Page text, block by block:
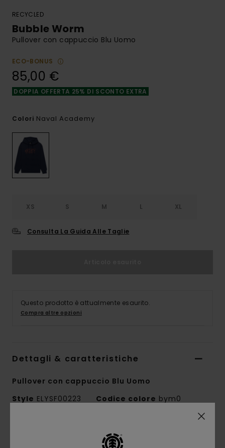
RECYCLED
Bubble Worm
Pullover con cappuccio Blu Uomo
ECO-BONUS
85,00 €
DOPPIA OFFERTA 25% DI SCONTO EXTRA
Colori Naval Academy
XS S M L XL
Consulta La Guida Alle Taglie
Questo prodotto è attualmente esaurito.
Compra altre opzioni
Dettagli & caratteristiche
Pullover con cappuccio Blu Uomo
Style ELYSF00223 Codice colore bym0